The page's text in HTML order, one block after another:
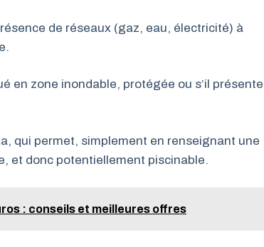
de réseaux (gaz, eau, électricité) à
en zone inondable, protégée ou s’il présente
qui permet, simplement en renseignant une
et donc potentiellement piscinable.
: conseils et meilleures offres